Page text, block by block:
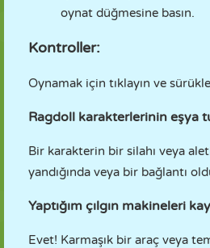
oynat düğmesine basın.
Kontroller:
Oynamak için tıklayın ve
Ragdoll karakterlerinin eşya
Bir karakterin bir silahı veya
yandığında veya bir bağlantı
Yaptığım çılgın makineleri
Evet! Karmaşık bir araç veya